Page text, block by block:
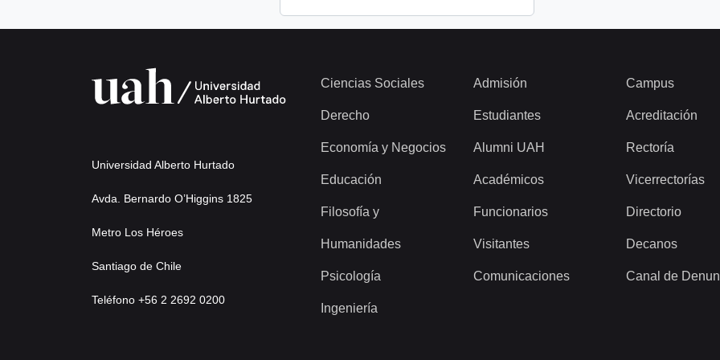
Universidad Alberto Hurtado
Avda. Bernardo O’Higgins 1825
Metro Los Héroes
Santiago de Chile
Teléfono +56 2 2692 0200
Ciencias Sociales
Derecho
Economía y Negocios
Educación
Filosofía y
Humanidades
Psicología
Ingeniería
Admisión
Estudiantes
Alumni UAH
Académicos
Funcionarios
Visitantes
Comunicaciones
Campus
Acreditación
Rectoría
Vicerrectorías
Directorio
Decanos
Canal de